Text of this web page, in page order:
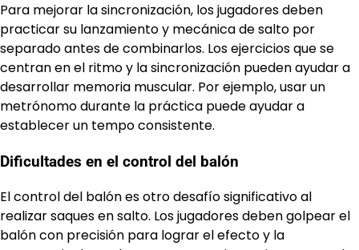
Para mejorar la sincronización, los jugadores deben
practicar su lanzamiento y mecánica de salto por
separado antes de combinarlos. Los ejercicios que se
centran en el ritmo y la sincronización pueden ayudar a
desarrollar memoria muscular. Por ejemplo, usar un
metrónomo durante la práctica puede ayudar a
establecer un tempo consistente.
Dificultades en el control del balón
El control del balón es otro desafío significativo al
realizar saques en salto. Los jugadores deben golpear el
balón con precisión para lograr el efecto y la